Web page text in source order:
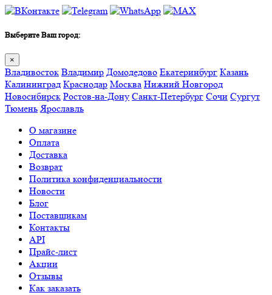
Выберите Ваш город:
×
Владивосток Владимир Домодедово Екатеринбург Казань
Калининград Краснодар Москва Нижний Новгород
Новосибирск Ростов-на-Дону Санкт-Петербург Сочи Сургут
Тюмень Ярославль
О магазине
Оплата
Доставка
Возврат
Политика конфиденциальности
Новости
Блог
Поставщикам
Контакты
API
Прайс-лист
Акции
Отзывы
Как заказать